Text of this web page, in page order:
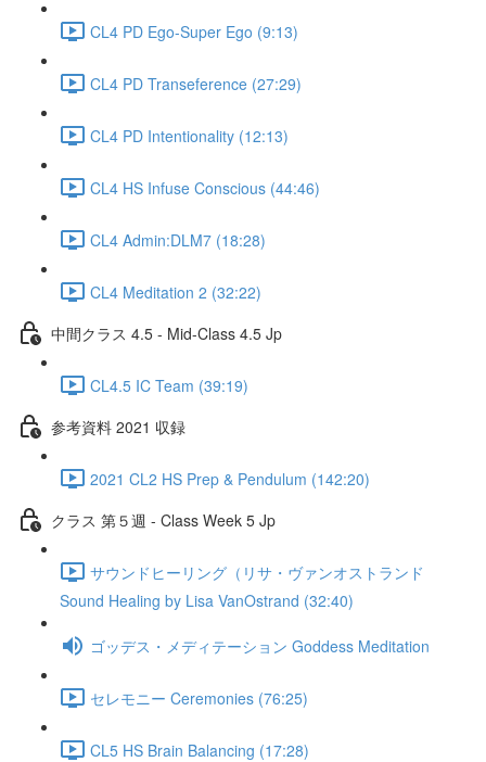
CL4 PD Ego-Super Ego (9:13)
CL4 PD Transeference (27:29)
CL4 PD Intentionality (12:13)
CL4 HS Infuse Conscious (44:46)
CL4 Admin:DLM7 (18:28)
CL4 Meditation 2 (32:22)
中間クラス 4.5 - Mid-Class 4.5 Jp
CL4.5 IC Team (39:19)
参考資料 2021 収録
2021 CL2 HS Prep & Pendulum (142:20)
クラス 第５週 - Class Week 5 Jp
サウンドヒーリング（リサ・ヴァンオストランド
Sound Healing by Lisa VanOstrand (32:40)
ゴッデス・メディテーション Goddess Meditation
セレモニー Ceremonies (76:25)
CL5 HS Brain Balancing (17:28)